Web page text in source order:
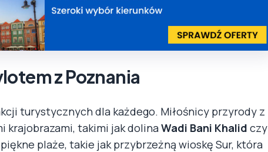
z Poznania
turystycznych dla każdego. Miłośnicy przyrody z
krajobrazami, takimi jak dolinaWadi Bani Khalid czy
plaże, takie jak przybrzeżną wioskę Sur, która